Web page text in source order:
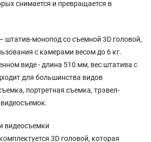
снимается и превращается в
штатив-монопод со съемной 3D головой,
с камерами весом до 6 кг.
виде - длина 510 мм, вес штатива с
для большинства видов
портретная съемка, трэвел-
видеосъемки
3D головой, которая